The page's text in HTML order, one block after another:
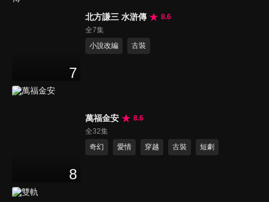
7
北方謙三 水滸傳
8.6
全7集
小說改編
古裝
8
萬福金安
8.6
全32集
奇幻
愛情 穿越 古裝 短劇